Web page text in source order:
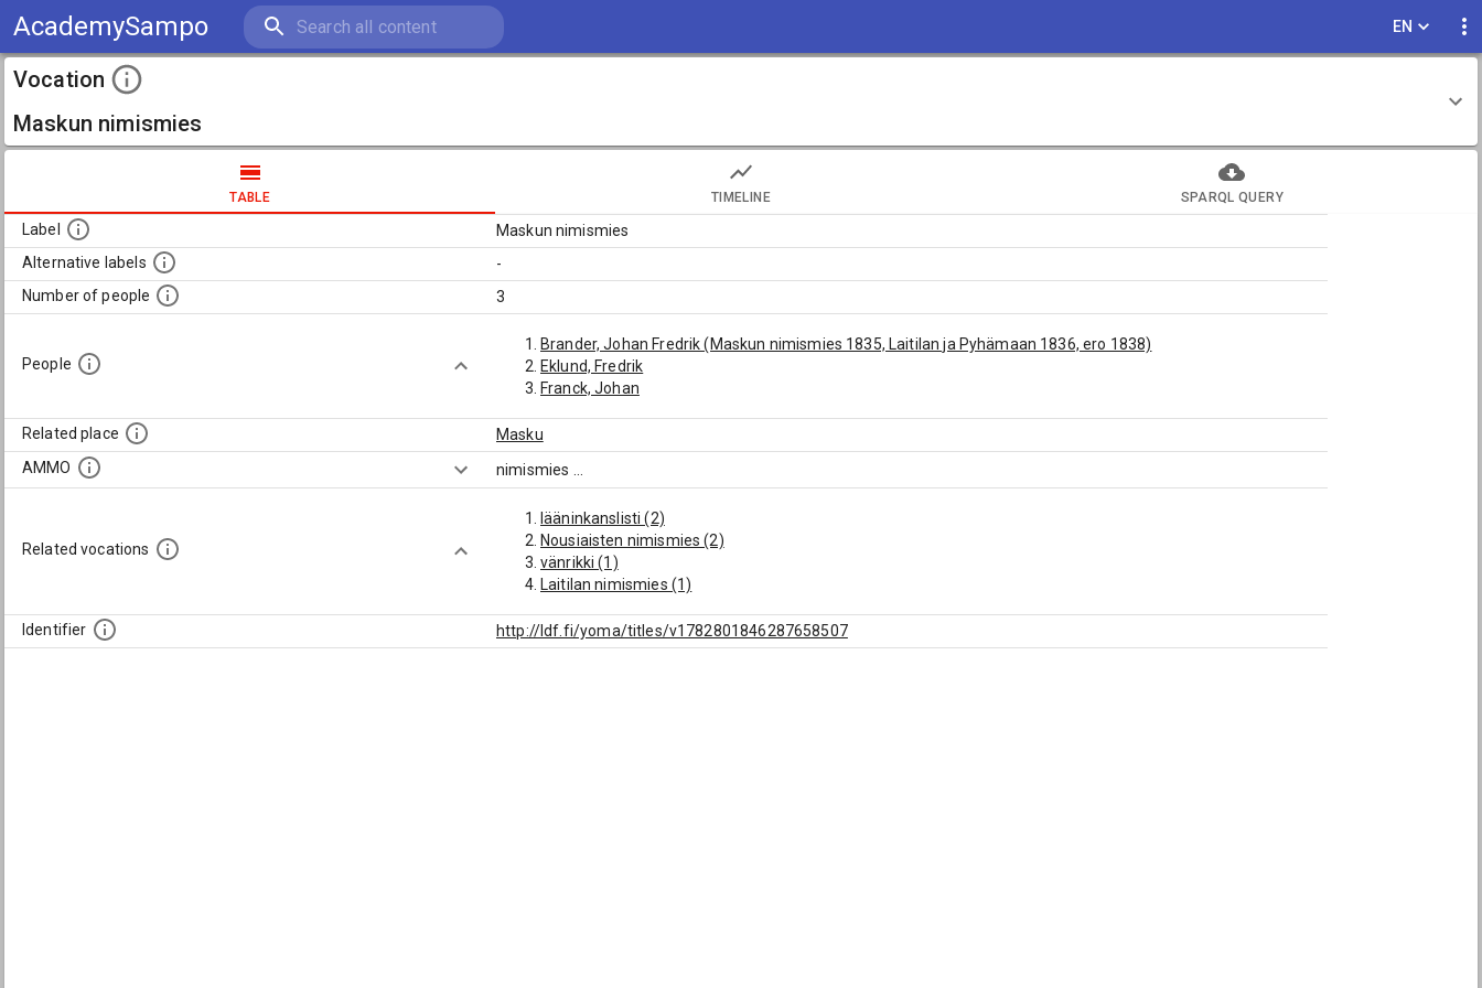
AcademySampo EN
Vocation
Maskun nimismies
TABLE TIMELINE SPARQL QUERY
Label
Maskun nimismies
Alternative labels
-
Number of people
3
People
Brander, Johan Fredrik (Maskun nimismies 1835, Laitilan ja Pyhämaan 1836, ero 1838)
Eklund, Fredrik
Franck, Johan
Related place
Masku
AMMO
nimismies
Related vocations
lääninkanslisti (2)
Nousiaisten nimismies (2)
vänrikki (1)
Laitilan nimismies (1)
Identifier http://ldf.fi/yoma/titles/v1782801846287658507